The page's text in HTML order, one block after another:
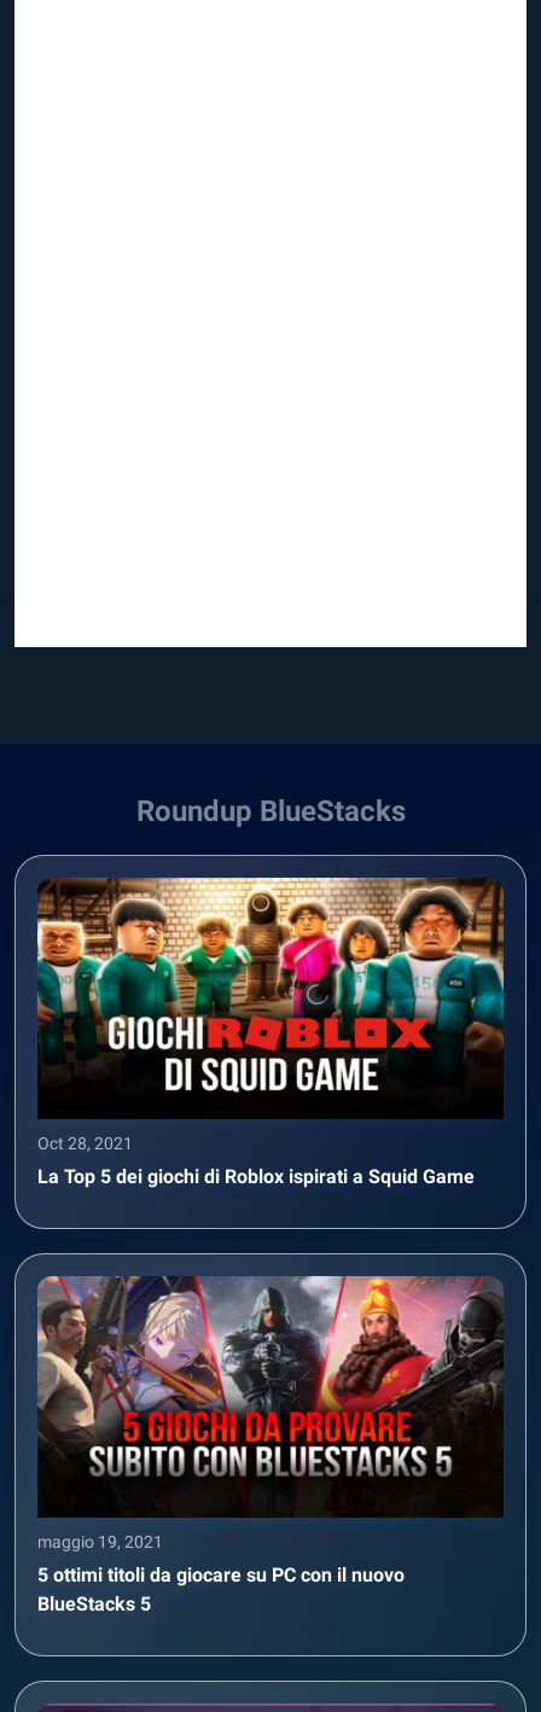
Roundup BlueStacks
Oct 28, 2021
La Top 5 dei giochi di Roblox ispirati a Squid Game
maggio 19, 2021
5 ottimi titoli da giocare su PC con il nuovo
BlueStacks 5